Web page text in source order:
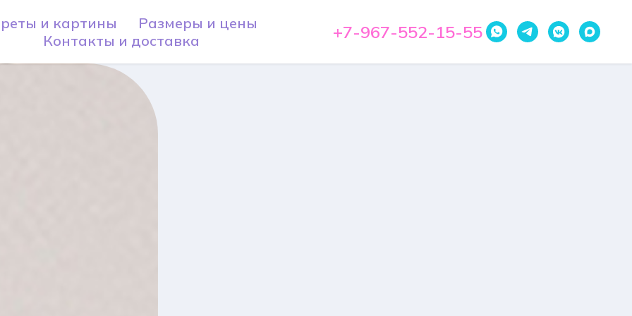
и картины
Размеры и цены
Контакты и доставка
+7-967-552-15-55